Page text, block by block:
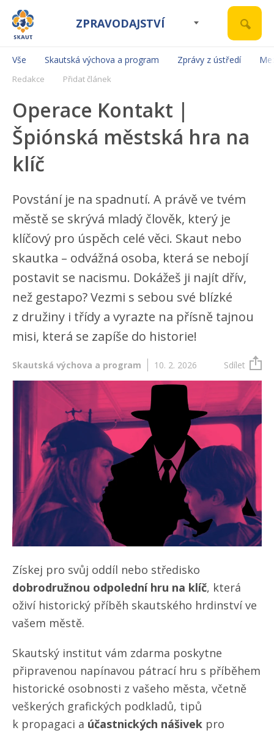
ZPRAVODAJSTVÍ
Vše Skautská výchova a program Zprávy z ústředí
Redakce Přidat článek
Operace Kontakt |
Špiónská městská hra na
klíč
Povstání je na spadnutí. A právě ve tvém
městě se skrývá mladý člověk, který je
klíčový pro úspěch celé věci. Skaut nebo
skautka – odvážná osoba, která se nebojí
postavit se nacismu. Dokážeš ji najít dřív,
než gestapo? Vezmi s sebou své blízké
z družiny i třídy a vyrazte na přísně tajnou
misi, která se zapíše do historie!
Skautská výchova a program 10. 2. 2026 Sdílet
Získej pro svůj oddíl nebo středisko
dobrodružnou odpolední hru na klíč, která
oživí historický příběh skautského hrdinství ve
vašem městě.
Skautský institut vám zdarma poskytne
připravenou napínavou pátrací hru s příběhem
historické osobnosti z vašeho města, včetně
veškerých grafických podkladů, tipů
k propagaci a účastnických nášivek pro